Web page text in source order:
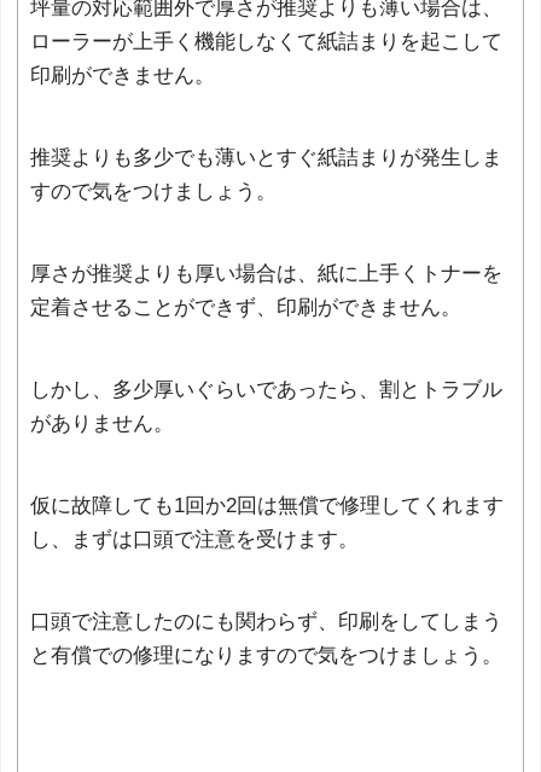
坪量の対応範囲外で厚さが推奨よりも薄い場合は、
ローラーが上手く機能しなくて紙詰まりを起こして
印刷ができません。
推奨よりも多少でも薄いとすぐ紙詰まりが発生しま
すので気をつけましょう。
厚さが推奨よりも厚い場合は、紙に上手くトナーを
定着させることができず、印刷ができません。
しかし、多少厚いぐらいであったら、割とトラブル
がありません。
仮に故障しても1回か2回は無償で修理してくれます
し、まずは口頭で注意を受けます。
口頭で注意したのにも関わらず、印刷をしてしまう
と有償での修理になりますので気をつけましょう。